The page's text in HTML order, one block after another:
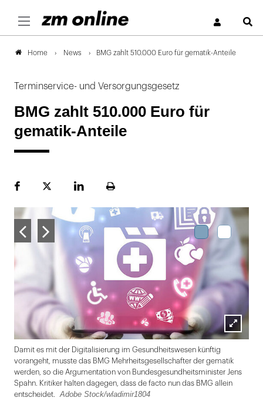
Home News BMG zahlt 510.000 Euro für gematik-Anteile
Terminservice- und Versorgungsgesetz
BMG zahlt 510.000 Euro für
gematik-Anteile
FacebookPlattformLinekdInSeite
Lightbox
Damit es mit der Digitalisierung im Gesundheitswesen künftig
vorangeht, musste das BMG Mehrheitsgesellschafter der gematik
werden, so die Argumentation von Bundesgesundheitsminister Jens
Spahn. Kritiker halten dagegen, dass de facto nun das BMG allein
entscheidet.
Adobe Stock/wladimir1804